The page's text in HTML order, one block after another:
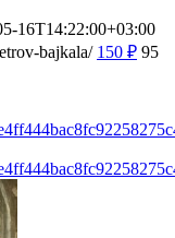
16T14:22:00+03:00
bajkala/ 150 ₽ 95